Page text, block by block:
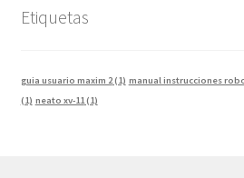
Etiquetas
guia usuario maxim 2(1) manual instrucciones
(1) neato xv-11(1)